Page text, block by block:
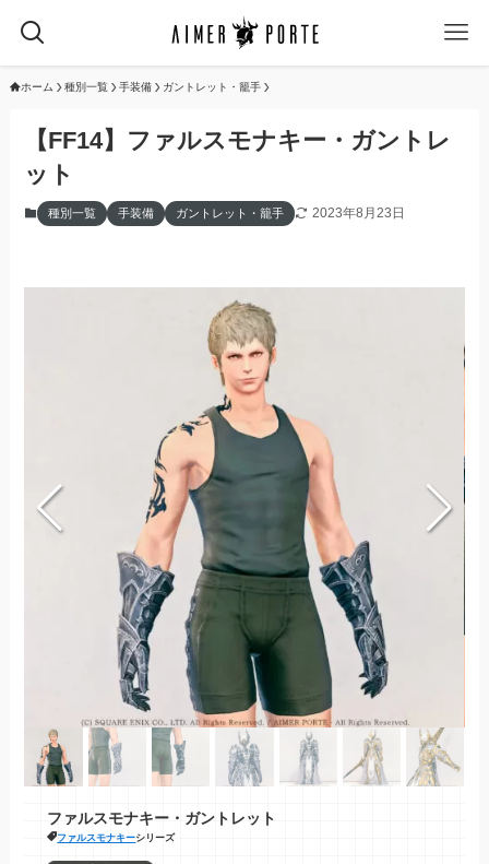
ホーム 種別一覧 手装備 ガントレット・籠手
【FF14】ファルスモナキー・ガントレ
ット
種別一覧 手装備 ガントレット・籠手 2023年8月23日
ファルスモナキー・ガントレット
ファルスモナキーシリーズ